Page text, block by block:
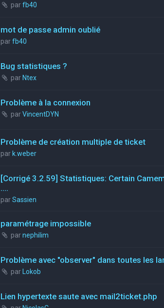
parfb40
mot de passe admin oublié
parfb40
Bug statistiques ?
par Ntex
Problème à la connexion
parVincentDYN
Problème de création multiple de ticket
par k.weber
[Corrigé 3.2.59] Statistiques: Certain
....
parSassien
paramétrage impossible
parnephilim
Problème avec "observer" dans toutes les
par Lokob
Lien hypertexte saute avec mail2ticket.php